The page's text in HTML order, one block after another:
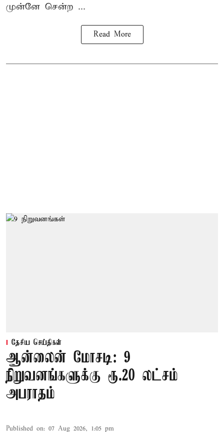
முன்னே சென்ற ...
Read More
தேசிய செய்திகள்
ஆன்லைன் மோசடி: 9
நிறுவனங்களுக்கு ரூ.20 லட்சம்
அபராதம்
Published on: 07 Aug 2026, 1:05 pm